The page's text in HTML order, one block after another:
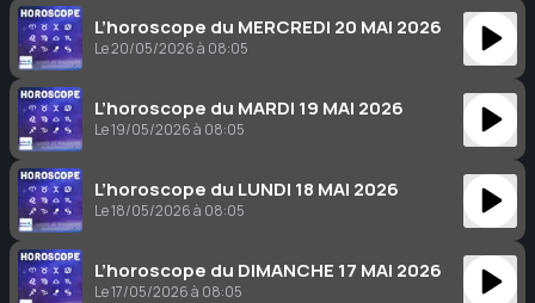
L’horoscope du MERCREDI 20 MAI 2026
Le 20/05/2026 à 08:05
L’horoscope du MARDI 19 MAI 2026
Le 19/05/2026 à 08:05
L’horoscope du LUNDI 18 MAI 2026
Le 18/05/2026 à 08:05
L’horoscope du DIMANCHE 17 MAI 2026
Le 17/05/2026 à 08:05